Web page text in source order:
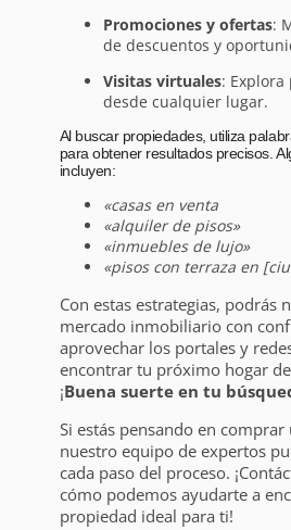
Promociones y ofertas:
de descuentos y
Visitas virtuales: Explora
desde cualquier lugar.
Al buscar propiedades, utiliza
para obtener resultados precisos.
incluyen:
«casas en venta
«alquiler de pisos»
«inmuebles de lujo»
«pisos con terraza en
Con estas estrategias, podrás
mercado inmobiliario con
aprovechar los portales y
encontrar tu próximo hogar
¡Buena suerte en tu
Si estás pensando en comprar
nuestro equipo de expertos
cada paso del proceso.
cómo podemos ayudarte a
propiedad ideal para ti!